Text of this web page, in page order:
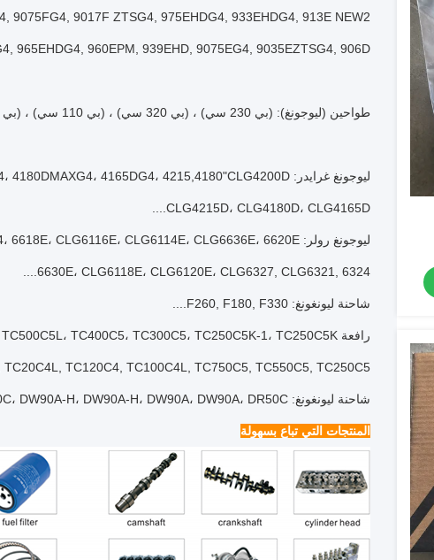
9075FG4, 9017F ZTSG4, 975EHDG4, 933EHDG4, 913E NEW2,
965EHDG4, 960EPM, 939EHD, 9075EG4, 9035EZTSG4, 906D...
طواحين (ليوجونغ): (بي 230 سي) ، (بي 320 سي) ، (بي 110 سي) ، (بي 161 سي إل) ، (بي 230 سي) ، (بي 110 سي) ، (بي 160 سي)...
ليوجونغ غرايدر: 4260DG4، 4230DMAXG4، 4215DMAXG4، 4180DMAXG4، 4165DG4، 4215,4180"CLG4200D"
CLG4215D، CLG4180D، CLG4165D....
ليوجونغ رولر: 6626E، 6626E، 6622E، 6622E، 6166EG4، 6618E، CLG6116E، CLG6114E، CLG6636E، 6620E،
6630E، CLG6118E، CLG6120E، CLG6327, CLG6321, 6324....
شاحنة ليونغونغ: F260, F180, F330....
رافعة Liugong: TC13000C7، TC800C6، TC8005L، TC500C5L، TC400C5، TC300C5، TC250C5K-1، TC250C5K،
TC120C4, TC100C4L, TC750C5, TC550C5, TC250C5....
شاحنة ليونغونغ: DW105AG4، DW90AG4، DW90A-EV، DR100C، DW90A-H، DW90A-H، DW90A، DW90A، DR50C....
المنتجات التي تباع بسهولة